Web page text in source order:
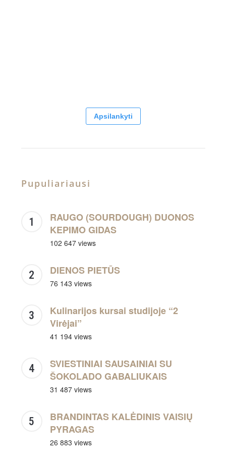
Apsilankyti
Pupuliariausi
RAUGO (SOURDOUGH) DUONOS
KEPIMO GIDAS
102 647 views
DIENOS PIETŪS
76 143 views
Kulinarijos kursai studijoje “2
Virėjai”
41 194 views
SVIESTINIAI SAUSAINIAI SU
ŠOKOLADO GABALIUKAIS
31 487 views
BRANDINTAS KALĖDINIS VAISIŲ
PYRAGAS
26 883 views